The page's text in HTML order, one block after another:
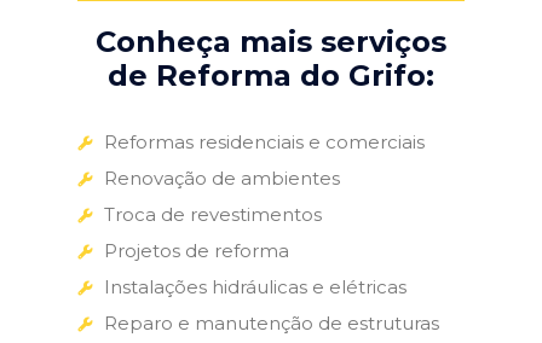
Conheça mais serviços
de Reforma do Grifo:
Reformas residenciais e comerciais
Renovação de ambientes
Troca de revestimentos
Projetos de reforma
Instalações hidráulicas e elétricas
Reparo e manutenção de estruturas